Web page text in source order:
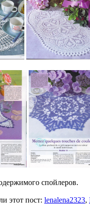
спойлеров.
этот пост: lenalena2323,